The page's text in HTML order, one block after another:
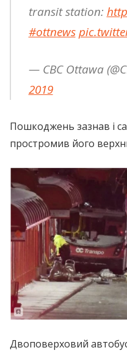
transit station:
#ottnews
— CBC Ottawa
2019
Пошкоджень зазнав і
простромив його
Двоповерховий